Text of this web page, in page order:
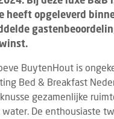
heeft opgeleverd
BuytenHout is
Bed & Breakfast
gezamenlijke
De enthousiaste